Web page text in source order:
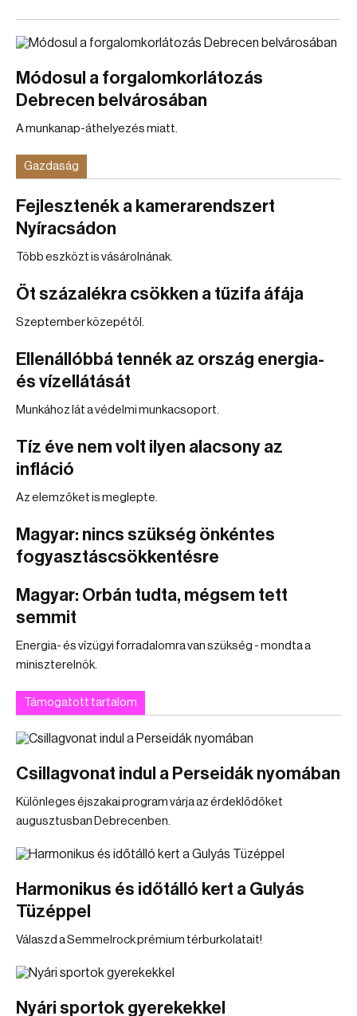
Módosul a forgalomkorlátozás
Debrecen belvárosában
A munkanap-áthelyezés miatt.
Gazdaság
Fejlesztenék a kamerarendszert
Nyíracsádon
Több eszközt is vásárolnának.
Öt százalékra csökken a tűzifa áfája
Szeptember közepétől.
Ellenállóbbá tennék az ország energia-
és vízellátását
Munkához lát a védelmi munkacsoport.
Tíz éve nem volt ilyen alacsony az
infláció
Az elemzőket is meglepte.
Magyar: nincs szükség önkéntes
fogyasztáscsökkentésre
Magyar: Orbán tudta, mégsem tett
semmit
Energia- és vízügyi forradalomra van szükség - mondta a
miniszterelnök.
Támogatott tartalom
Csillagvonat indul a Perseidák nyomában
Különleges éjszakai program várja az érdeklődőket
augusztusban Debrecenben.
Harmonikus és időtálló kert a Gulyás
Tüzéppel
Válaszd a Semmelrock prémium térburkolatait!
Nyári sportok gyerekekkel